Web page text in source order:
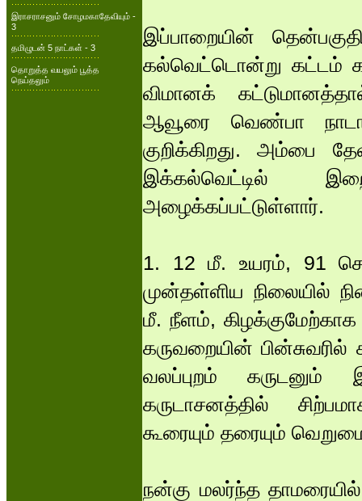
இராசராசனும் சோழமகாதேவியும் -
3
தமிழுடன் 5 நாட்கள் - 3
தொறுத்த வயலும் பூத்த
நெய்தலும்
இப்பாறையின்
கல்வெட்டொன்று கட்டம்
விமானக்
ஆவூரை வெண்பா
குறிக்கிறது. அம்பை
இக்கல்வெட்டில்
அழைக்கப்பட்டுள்ளார்.
1. 12 மீ. உயரம், 91
முன்தள்ளிய நிலையில்
மீ. நீளம்,
கருவறையின்
வலப்புறம் கருடனும்
கருடாசனத்தில்
கூரையும் தரையும்
நன்கு மலர்ந்த தாமரையில்